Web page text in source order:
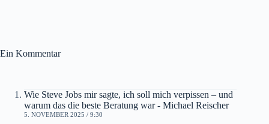
Ein Kommentar
Wie Steve Jobs mir sagte, ich soll mich verpissen – und
warum das die beste Beratung war - Michael Reischer
5. NOVEMBER 2025 / 9:30